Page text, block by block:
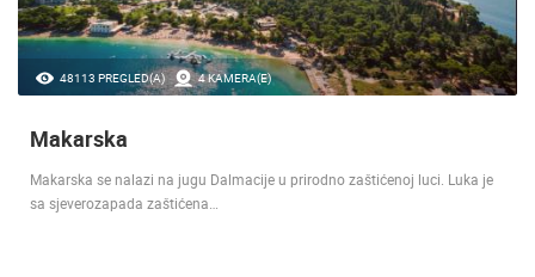
48113 PREGLED(A) 4 KAMERA(E)
Makarska
Makarska se nalazi na jugu Dalmacije u prirodno zaštićenoj luci. Luka je
sa sjeverozapada zaštićena…